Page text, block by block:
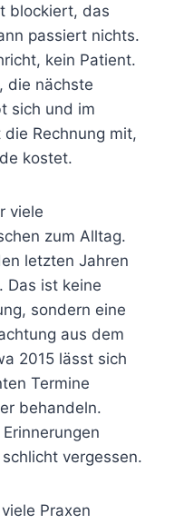
blockiert, das
passiert nichts.
kein Patient.
die nächste
sich und im
Rechnung mit,
kostet.
viele
zum Alltag.
letzten Jahren
Das ist keine
sondern eine
aus dem
2015 lässt sich
Termine
behandeln.
vergessen.
Praxen